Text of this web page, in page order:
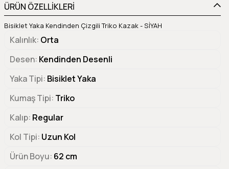
ÜRÜN ÖZELLİKLERİ
Bisiklet Yaka Kendinden Çizgili Triko Kazak - SİYAH
Kalınlık Orta
Desen Kendinden Desenli
Yaka Tipi Bisiklet Yaka
Kumaş Tipi Triko
Kalıp Regular
Kol Tipi Uzun Kol
Ürün Boyu 62 cm